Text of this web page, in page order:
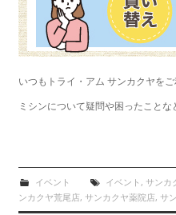
いつもトライ・アム サンカクヤを
ミシンについて疑問や困ったこと
イベント イベント , サンカ
ンカクヤ荒尾店, サンカクヤ薬院店, サ